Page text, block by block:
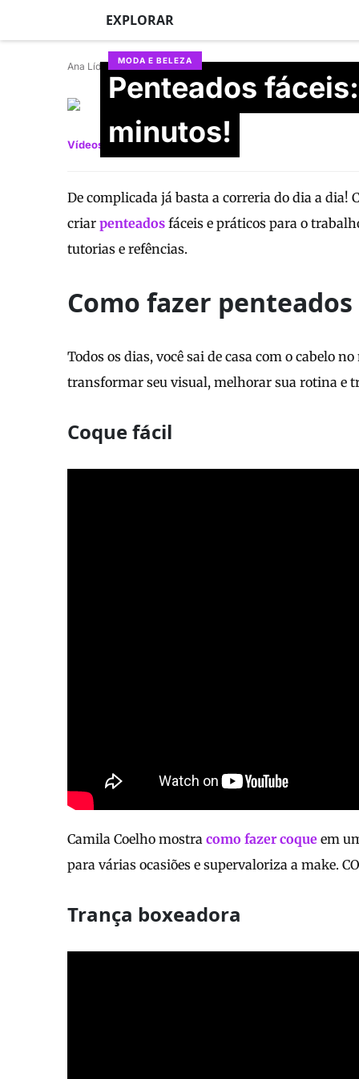
EXPLORAR
MODA E BELEZA
Penteados
minutos!
Ana Lídia Lopes
Mariana Sanches Otta
Vídeos Fotos
De complicada já basta a correria do dia a dia!
criar penteados fáceis e práticos para o
tutorias e refências.
Como fazer
Todos os dias, você sai de casa com o cabelo
transformar seu visual, melhorar sua rotina e
Coque fácil
Camila Coelho mostra como fazer coque em
para várias ocasiões e supervaloriza a make.
Trança boxeadora